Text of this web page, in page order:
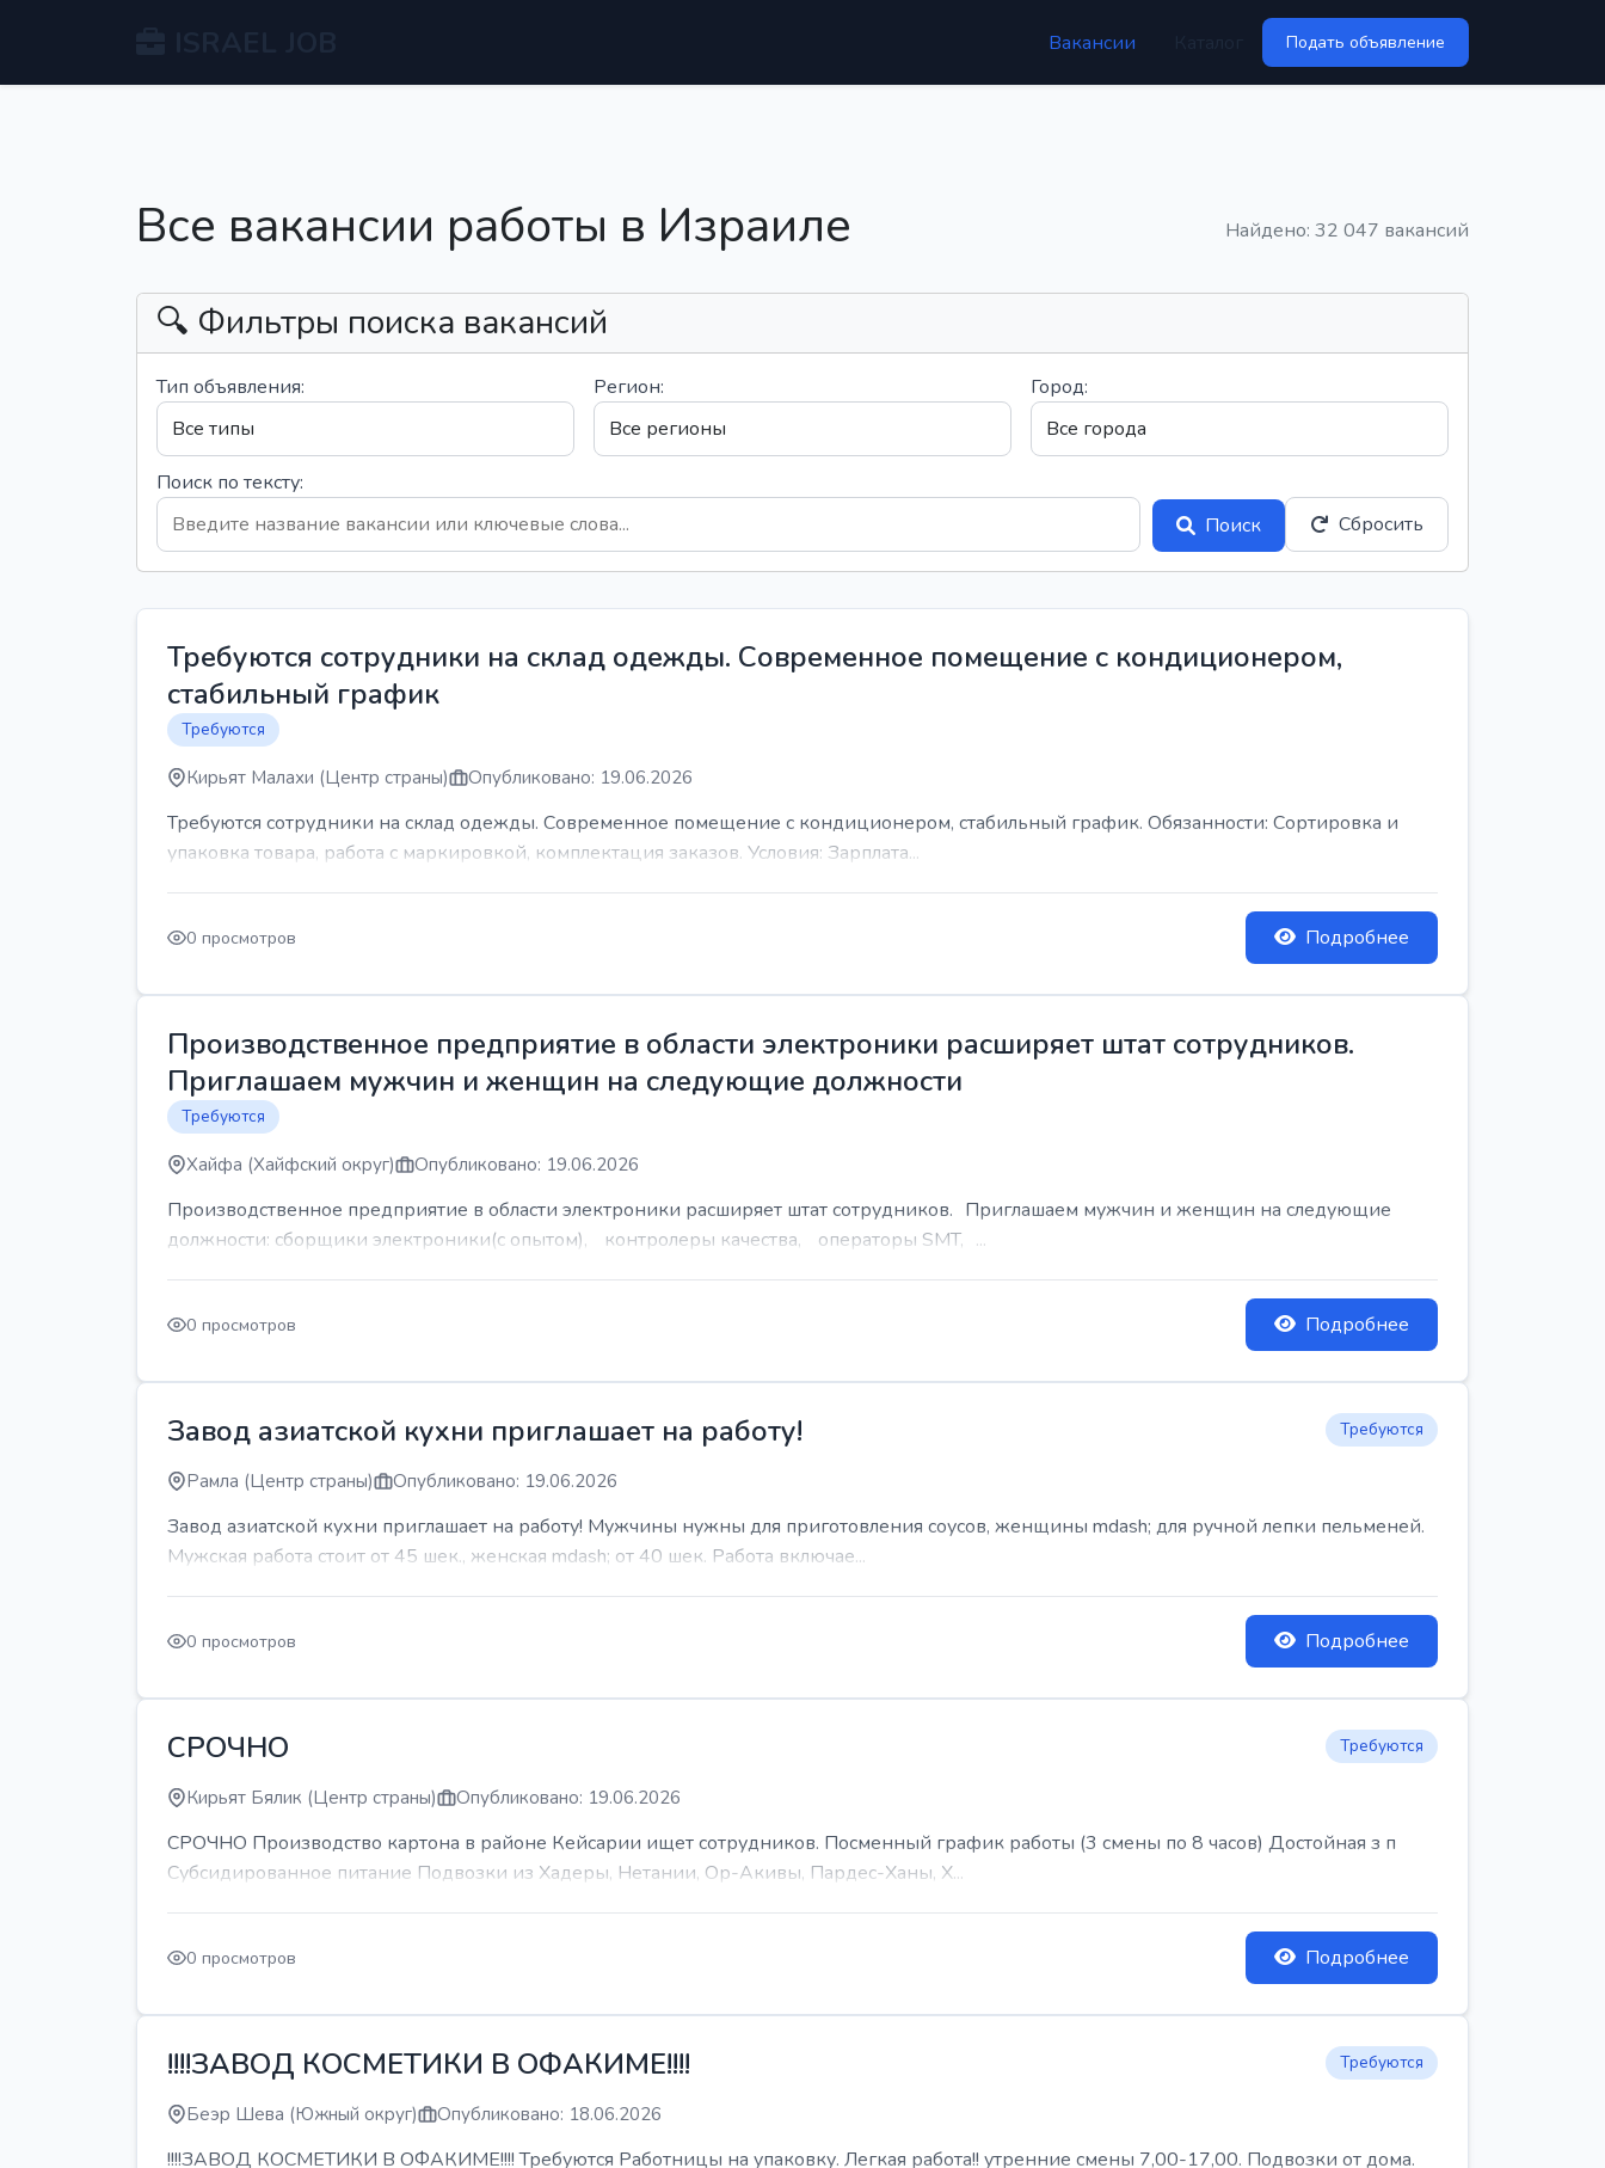
Вакансии Подать объявление
Все вакансии работы в Израиле Найдено: 32 047 вакансий
🔍 Фильтры поиска вакансий
Тип объявления: Регион: Город:
Поиск по тексту:
Поиск
Сбросить
Требуются сотрудники на склад одежды. Современное помещение с кондиционером,
стабильный график
Требуются
Кирьят Малахи (Центр страны) Опубликовано: 19.06.2026
Требуются сотрудники на склад одежды. Современное помещение с кондиционером, стабильный график. Обязанности: Сортировка и
упаковка товара, работа с маркировкой, комплектация заказов. Условия: Зарплата...
0 просмотров Подробнее
Производственное предприятие в области электроники расширяет штат сотрудников.
Приглашаем мужчин и женщин на следующие должности
Требуются
Хайфа (Хайфский округ) Опубликовано: 19.06.2026
Производственное предприятие в области электроники расширяет штат сотрудников. Приглашаем мужчин и женщин на следующие
должности: сборщики электроники(с опытом), контролеры качества, операторы SMT, ...
0 просмотров Подробнее
Завод азиатской кухни приглашает на работу! Требуются
Рамла (Центр страны) Опубликовано: 19.06.2026
Завод азиатской кухни приглашает на работу! Мужчины нужны для приготовления соусов, женщины mdash; для ручной лепки пельменей.
Мужская работа стоит от 45 шек., женская mdash; от 40 шек. Работа включае...
0 просмотров Подробнее
СРОЧНО Требуются
Кирьят Бялик (Центр страны) Опубликовано: 19.06.2026
СРОЧНО Производство картона в районе Кейсарии ищет сотрудников. Посменный график работы (3 смены по 8 часов) Достойная з п
Субсидированное питание Подвозки из Хадеры, Нетании, Ор-Акивы, Пардес-Ханы, Х...
0 просмотров Подробнее
!!!!ЗАВОД КОСМЕТИКИ В ОФАКИМЕ!!!! Требуются
Беэр Шева (Южный округ) Опубликовано: 18.06.2026
!!!!ЗАВОД КОСМЕТИКИ В ОФАКИМЕ!!!! Требуются Работницы на упаковку. Легкая работа!! утренние смены 7,00-17,00. Подвозки от дома.